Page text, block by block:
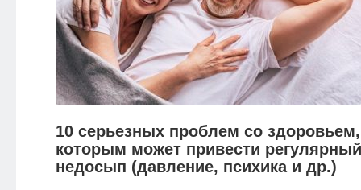
10 серьезных проблем со
которым может привести регулярный
недосып (давление, психика и др.)